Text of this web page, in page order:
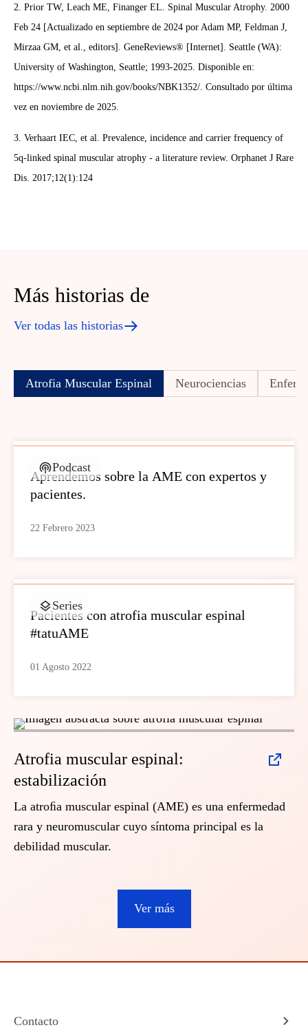
2. Prior TW, Leach ME, Finanger EL. Spinal Muscular Atrophy. 2000
Feb 24 [Actualizado en septiembre de 2024 por Adam MP, Feldman J,
Mirzaa GM, et al., editors]. GeneReviews® [Internet]. Seattle (WA):
University of Washington, Seattle; 1993-2025. Disponible en:
https://www.ncbi.nlm.nih.gov/books/NBK1352/. Consultado por última
vez en noviembre de 2025.
3. Verhaart IEC, et al. Prevalence, incidence and carrier frequency of
5q-linked spinal muscular atrophy - a literature review. Orphanet J Rare
Dis. 2017;12(1):124
Más historias de
Ver todas las historias
Atrofia Muscular Espinal Neurociencias
Podcast
Aprendemos sobre la AME con expertos y
pacientes.
22 Febrero 2023
Series
Pacientes con atrofia muscular espinal
#tatuAME
01 Agosto 2022
Atrofia muscular espinal:
estabilización
La atroﬁa muscular espinal (AME) es una enfermedad
rara y neuromuscular cuyo síntoma principal es la
debilidad muscular.
Ver más
Contacto